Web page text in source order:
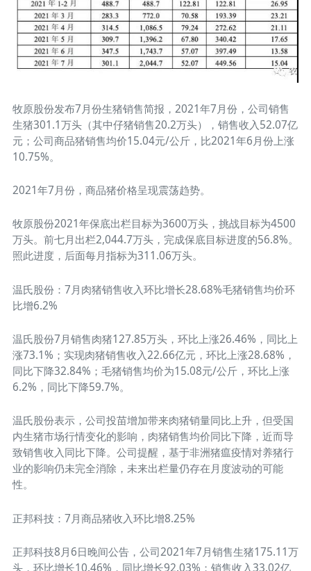
牧原股份发布7月份生猪销售简报，2021年7月份，公司销售
生猪301.1万头（其中仔猪销售20.2万头），销售收入52.07亿
元；公司商品猪销售均价15.04元/公斤，比2021年6月份上涨
10.75%。
2021年7月份，商品猪价格呈现震荡趋势。
牧原股份2021年保底出栏目标为3600万头，挑战目标为4500
万头。前七月出栏2,044.7万头，完成保底目标进度的56.8%。
照此进度，后面每月指标为311.06万头。
温氏股份：7月肉猪销售收入环比增长28.68%毛猪销售均价环
比增6.2%
温氏股份7月销售肉猪127.85万头，环比上涨26.46%，同比上
涨73.1%；实现肉猪销售收入22.66亿元，环比上涨28.68%，
同比下降32.84%；毛猪销售均价为15.08元/公斤，环比上涨
6.2%，同比下降59.7%。
温氏股份表示，公司投苗增加带来肉猪销量同比上升，但受国
内生猪市场行情变化的影响，肉猪销售均价同比下降，近而导
致销售收入同比下降。公司提醒，基于非洲猪瘟疫情对养猪行
业的影响仍未完全消除，未来出栏量仍存在月度波动的可能
性。
正邦科技：7月商品猪收入环比增8.25%
正邦科技8月6日晚间公告，公司2021年7月销售生猪175.11万
头，环比增长10.46%，同比增长92.03%；销售收入33.02亿